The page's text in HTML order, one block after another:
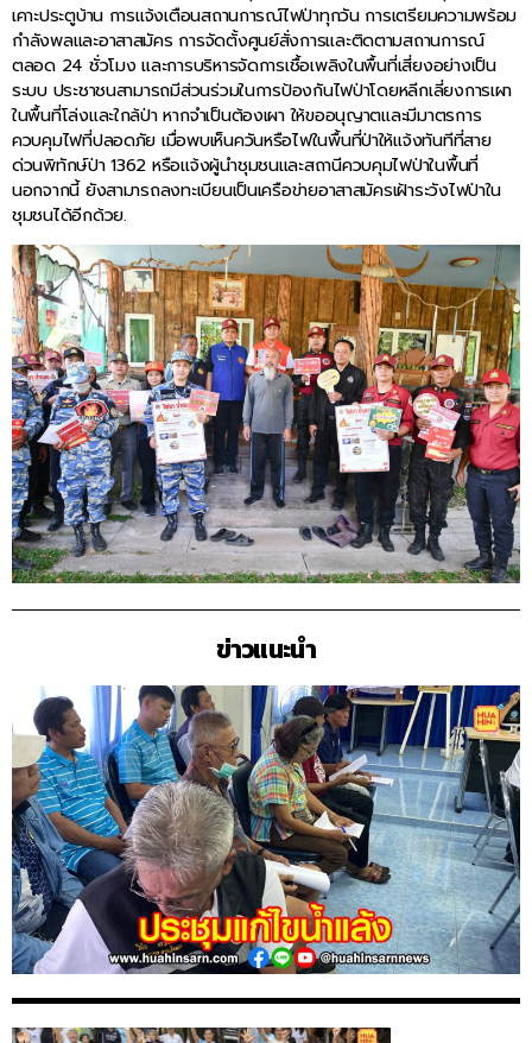
เคาะประตูบ้าน การแจ้งเตือนสถานการณ์ไฟป่าทุกวัน การเตรียมความพร้อม
กำลังพลและอาสาสมัคร การจัดตั้งศูนย์สั่งการและติดตามสถานการณ์
ตลอด 24 ชั่วโมง และการบริหารจัดการเชื้อเพลิงในพื้นที่เสี่ยงอย่างเป็น
ระบบ ประชาชนสามารถมีส่วนร่วมในการป้องกันไฟป่าโดยหลีกเลี่ยงการเผา
ในพื้นที่โล่งและใกล้ป่า หากจำเป็นต้องเผา ให้ขออนุญาตและมีมาตรการ
ควบคุมไฟที่ปลอดภัย เมื่อพบเห็นควันหรือไฟในพื้นที่ป่าให้แจ้งทันทีที่สาย
ด่วนพิทักษ์ป่า 1362 หรือแจ้งผู้นำชุมชนและสถานีควบคุมไฟป่าในพื้นที่
นอกจากนี้ ยังสามารถลงทะเบียนเป็นเครือข่ายอาสาสมัครเฝ้าระวังไฟป่าใน
ชุมชนได้อีกด้วย.
ข่าวแนะนำ